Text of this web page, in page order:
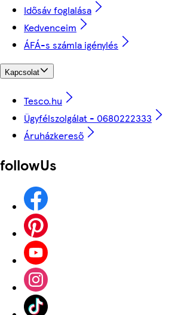
Idősáv foglalása
Kedvenceim
ÁFÁ-s számla igénylés
Kapcsolat
Tesco.hu
Ügyfélszolgálat - 0680222333
Áruházkereső
followUs